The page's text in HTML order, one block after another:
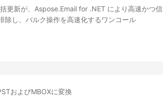
更新が、Aspose.Email for .NET により高速かつ信
除し、バルク操作を高速化するワンコール